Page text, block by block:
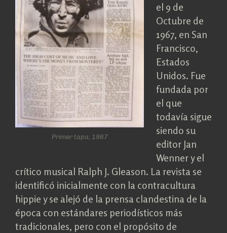
Primer tapa, 1967
el 9 de
Octubre de
1967, en San
Francisco,
Estados
Unidos. Fue
fundada por
el que
todavía sigue
siendo su
editor Jan
Wenner y el
crítico musical Ralph J. Gleason. La revista se
identificó inicialmente con la contracultura
hippie y se alejó de la prensa clandestina de la
época con estándares periodísticos más
tradicionales, pero con el propósito de